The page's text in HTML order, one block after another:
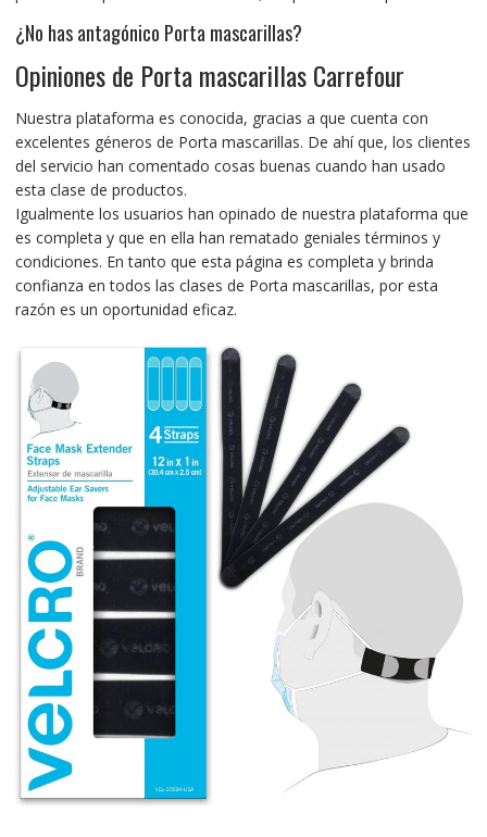
¿No has antagónico Porta mascarillas?
Opiniones de Porta mascarillas Carrefour
Nuestra plataforma es conocida, gracias a que cuenta con
excelentes géneros de Porta mascarillas. De ahí que, los clientes
del servicio han comentado cosas buenas cuando han usado
esta clase de productos.
Igualmente los usuarios han opinado de nuestra plataforma que
es completa y que en ella han rematado geniales términos y
condiciones. En tanto que esta página es completa y brinda
confianza en todos las clases de Porta mascarillas, por esta
razón es un oportunidad eficaz.